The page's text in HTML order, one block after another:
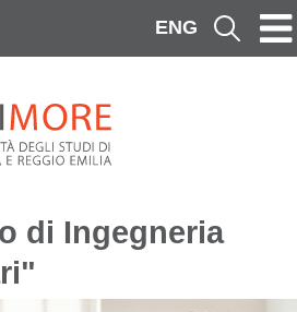
ENG Cerca
di Ingegneria